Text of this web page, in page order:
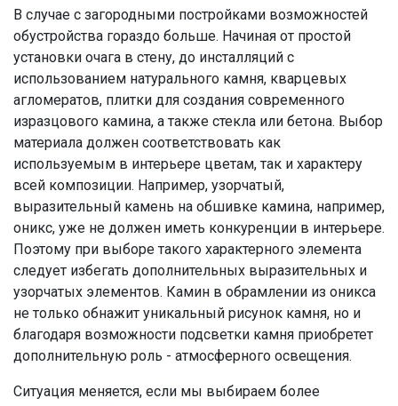
В случае с загородными постройками возможностей
обустройства гораздо больше. Начиная от простой
установки очага в стену, до инсталляций с
использованием натурального камня, кварцевых
агломератов, плитки для создания современного
изразцового камина, а также стекла или бетона. Выбор
материала должен соответствовать как
используемым в интерьере цветам, так и характеру
всей композиции. Например, узорчатый,
выразительный камень на обшивке камина, например,
оникс, уже не должен иметь конкуренции в интерьере.
Поэтому при выборе такого характерного элемента
следует избегать дополнительных выразительных и
узорчатых элементов. Камин в обрамлении из оникса
не только обнажит уникальный рисунок камня, но и
благодаря возможности подсветки камня приобретет
дополнительную роль - атмосферного освещения.
Ситуация меняется, если мы выбираем более